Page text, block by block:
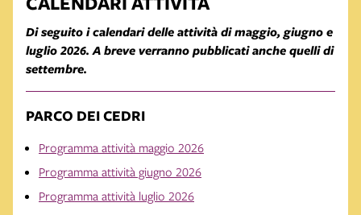
Di seguito i calendari delle attività di maggio, giugno e
luglio 2026. A breve verranno pubblicati anche quelli di
settembre.
PARCO DEI CEDRI
Programma attività maggio 2026
Programma attività giugno 2026
Programma attività luglio 2026